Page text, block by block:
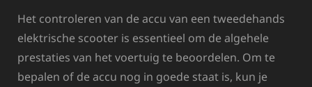
Het controleren van de accu van een tweedehands
elektrische scooter is essentieel om de algehele
prestaties van het voertuig te beoordelen. Om te
bepalen of de accu nog in goede staat is, kun je